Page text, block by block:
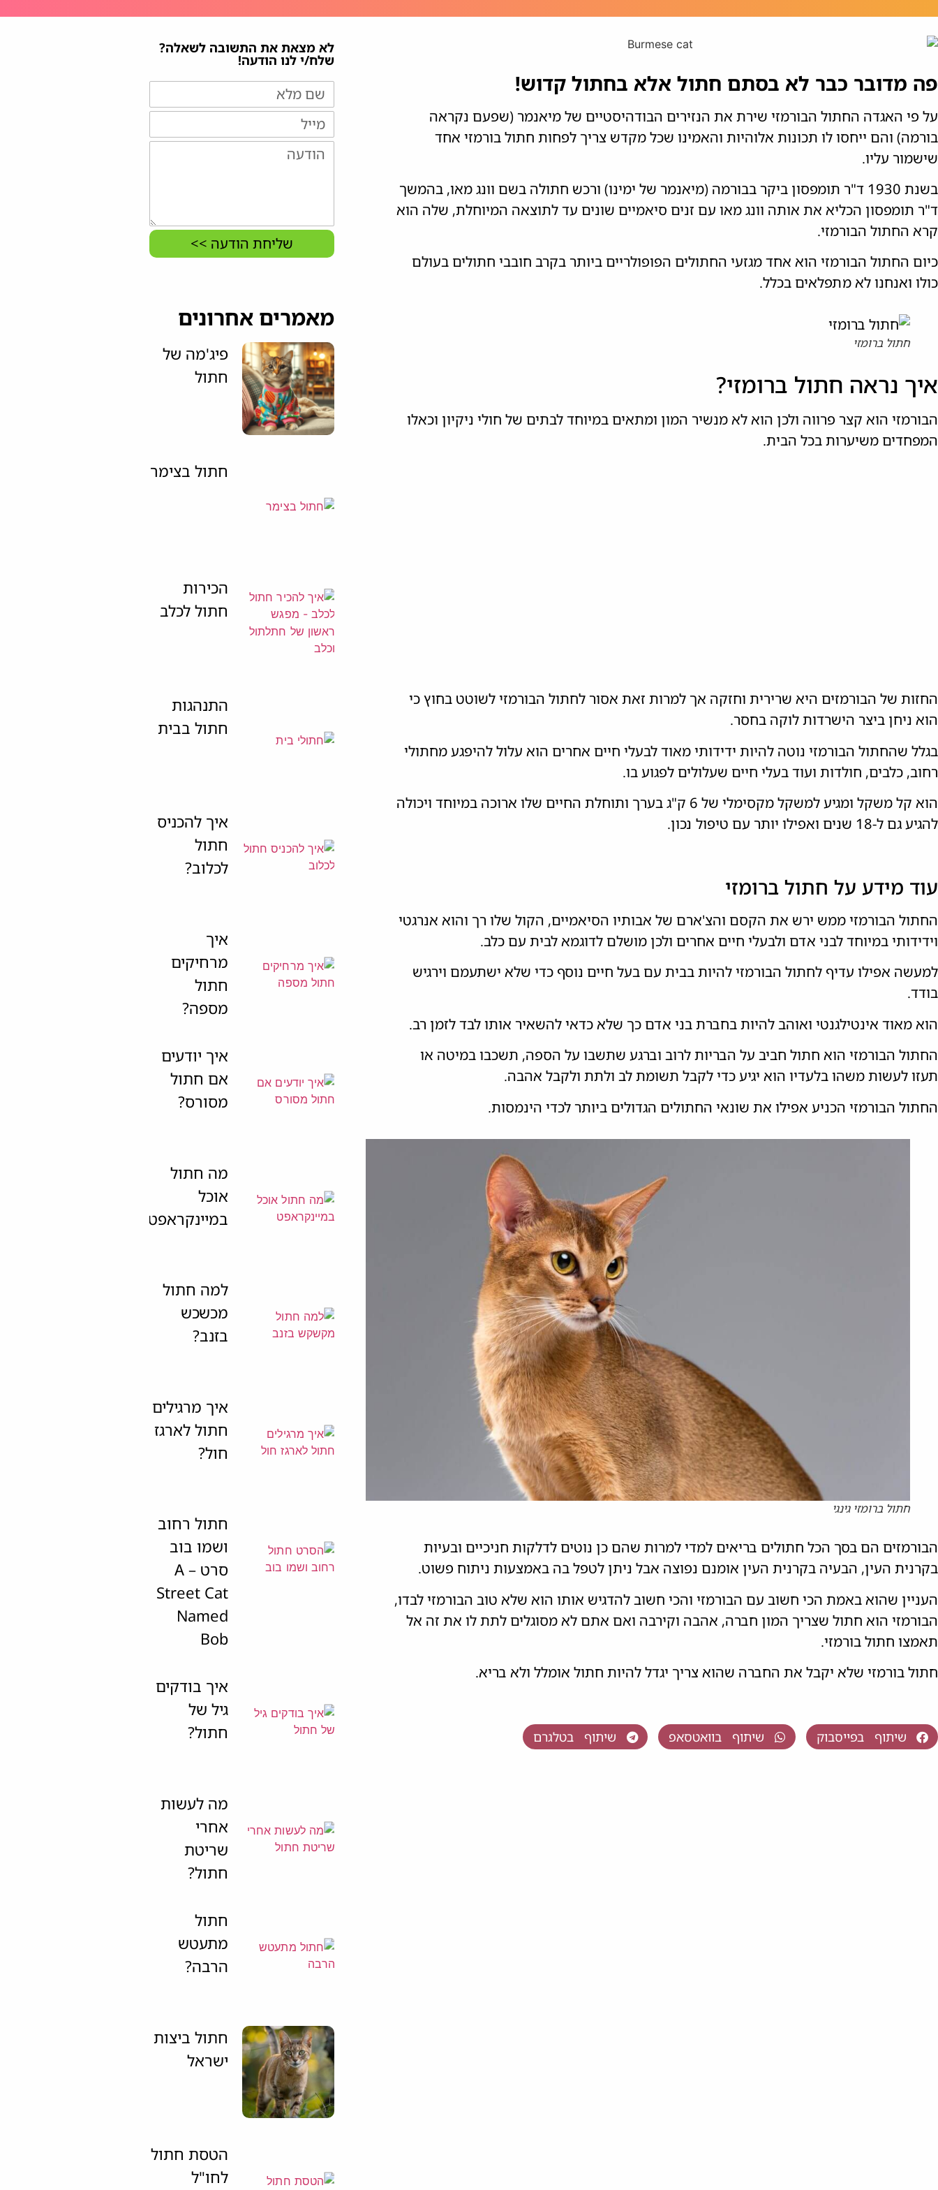
פה מדובר כבר לא בסתם חתול אלא בחתול קדוש!
על פי האגדה החתול הבורמזי שירת את הנזירים הבודהיסטיים של מיאנמר (שפעם נקראה
בורמה) והם ייחסו לו תכונות אלוהיות והאמינו שכל מקדש צריך לפחות חתול בורמזי אחד
שישמור עליו.
בשנת 1930 ד"ר תומפסון ביקר בבורמה (מיאנמר של ימינו) ורכש חתולה בשם וונג מאו, בהמשך
ד"ר תומפסון הכליא את אותה וונג מאו עם זנים סיאמיים שונים עד לתוצאה המיוחלת, שלה הוא
קרא החתול הבורמזי.
כיום החתול הבורמזי הוא אחד מגזעי החתולים הפופולריים ביותר בקרב חובבי חתולים בעולם
כולו ואנחנו לא מתפלאים בכלל.
חתול ברומזי
איך נראה חתול ברומזי?
הבורמזי הוא קצר פרווה ולכן הוא לא מנשיר המון ומתאים במיוחד לבתים של חולי ניקיון וכאלו
המפחדים משיערות בכל הבית.
החזות של הבורמזים היא שרירית וחזקה אך למרות זאת אסור לחתול הבורמזי לשוטט בחוץ כי
הוא ניחן ביצר הישרדות לוקה בחסר.
בגלל שהחתול הבורמזי נוטה להיות ידידותי מאוד לבעלי חיים אחרים הוא עלול להיפגע מחתולי
רחוב, כלבים, חולדות ועוד בעלי חיים שעלולים לפגוע בו.
הוא קל משקל ומגיע למשקל מקסימלי של 6 ק"ג בערך ותוחלת החיים שלו ארוכה במיוחד ויכולה
להגיע גם ל-18 שנים ואפילו יותר עם טיפול נכון.
עוד מידע על חתול ברומזי
החתול הבורמזי ממש ירש את הקסם והצ'ארם של אבותיו הסיאמיים, הקול שלו רך והוא אנרגטי
וידידותי במיוחד לבני אדם ולבעלי חיים אחרים ולכן מושלם לדוגמא לבית עם כלב.
למעשה אפילו עדיף לחתול הבורמזי להיות בבית עם בעל חיים נוסף כדי שלא ישתעמם וירגיש
בודד.
הוא מאוד אינטילגנטי ואוהב להיות בחברת בני אדם כך שלא כדאי להשאיר אותו לבד לזמן רב.
החתול הבורמזי הוא חתול חביב על הבריות לרוב וברגע שתשבו על הספה, תשכבו במיטה או
תעזו לעשות משהו בלעדיו הוא יגיע כדי לקבל תשומת לב ולתת ולקבל אהבה.
החתול הבורמזי הכניע אפילו את שונאי החתולים הגדולים ביותר לכדי הינמסות.
חתול ברומזי גינגי
הבורמזים הם בסך הכל חתולים בריאים למדי למרות שהם כן נוטים לדלקות חניכיים ובעיות
בקרנית העין, הבעיה בקרנית העין אומנם נפוצה אבל ניתן לטפל בה באמצעות ניתוח פשוט.
העניין שהוא באמת הכי חשוב עם הבורמזי והכי חשוב להדגיש אותו הוא שלא טוב הבורמזי לבדו,
הבורמזי הוא חתול שצריך המון חברה, אהבה וקירבה ואם אתם לא מסוגלים לתת לו את זה אל
תאמצו חתול בורמזי.
חתול בורמזי שלא יקבל את החברה שהוא צריך יגדל להיות חתול אומלל ולא בריא.
שיתוף בפייסבוק שיתוף בוואטסאפ שיתוף בטלגרם
לא מצאת את התשובה לשאלה?
שלח/י לנו הודעה!
שליחת הודעה >>
מאמרים אחרונים
פיג'מה של
חתול
חתול בצימר
הכירות
חתול לכלב
התנהגות
חתול בבית
איך להכניס
חתול
לכלוב?
איך
מרחיקים
חתול
מספה?
איך יודעים
אם חתול
מסורס?
מה חתול
אוכל
במיינקראפט?
למה חתול
מכשכש
בזנב?
איך מרגילים
חתול לארגז
חול?
חתול רחוב
ושמו בוב
סרט – A
Street Cat
Named
Bob
איך בודקים
גיל של
חתול?
מה לעשות
אחרי
שריטת
חתול?
חתול
מתעטש
הרבה?
חתול ביצות
ישראל
הטסת חתול
לחו"ל